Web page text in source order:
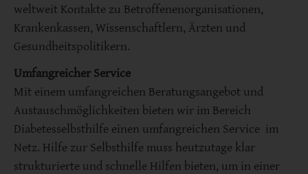
weltweit Kontakte zu Betroffenenorganisationen,
Krankenkassen, Wissenschaftlern, Ärzten und
Gesundheitspolitikern.
Umfangreicher Service
Mit einem umfangreichen Beratungsangebot und
Austauschmöglichkeiten bieten wir im Bereich
Diabetesselbsthilfe einen umfangreichen Service im
Netz. Hilfe zur Selbsthilfe muss heutzutage klar
strukturierte und schnelle Hilfen bieten, um in einer